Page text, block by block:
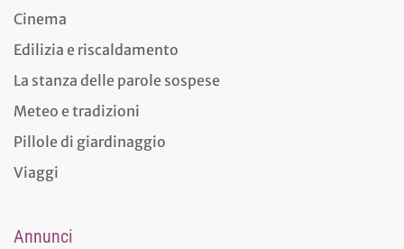
Cinema
Edilizia e riscaldamento
La stanza delle parole sospese
Meteo e tradizioni
Pillole di giardinaggio
Viaggi
Annunci